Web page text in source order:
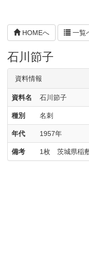
HOMEへ 一覧
石川節子
資料情報
資料名 石川節子
種別 名刺
年代 1957年
備考 1枚 茨城県稲